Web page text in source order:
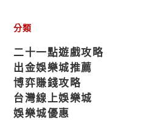
分類
二十一點遊戲攻略
出金娛樂城推薦
博弈賺錢攻略
台灣線上娛樂城
娛樂城優惠